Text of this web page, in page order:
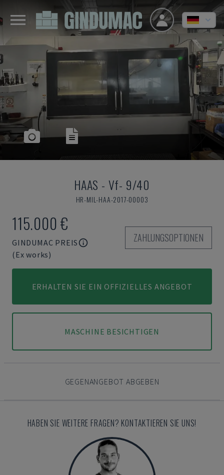
HAAS - Vf- 9/40
HR-MIL-HAA-2017-00003
115.000 €
GINDUMAC PREIS
(Ex works)
ZAHLUNGSOPTIONEN
ERHALTEN SIE EIN OFFIZIELLES ANGEBOT
MASCHINE BESICHTIGEN
GEGENANGEBOT ABGEBEN
HABEN SIE WEITERE FRAGEN? KONTAKTIEREN SIE UNS!